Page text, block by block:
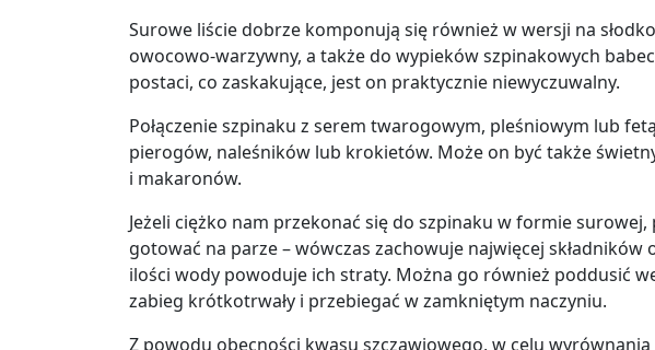
Surowe liście dobrze komponują się również w wersji na
owocowo-warzywny, a także do wypieków szpinakowych
postaci, co zaskakujące, jest on praktycznie niewyczuwalny.
Połączenie szpinaku z serem twarogowym, pleśniowym lub
pierogów, naleśników lub krokietów. Może on być także
i makaronów.
Jeżeli ciężko nam przekonać się do szpinaku w formie surowej,
gotować na parze– wówczas zachowuje najwięcej składników
ilości wody powoduje ich straty. Można go również poddusić
zabieg krótkotrwały i przebiegać w zamkniętym naczyniu.
Z powodu obecności kwasu szczawiowego, w celu